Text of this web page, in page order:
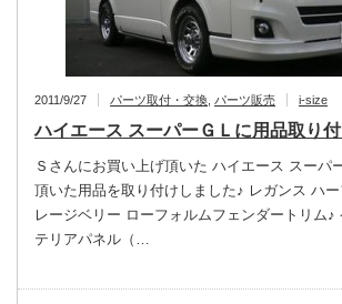
2011/9/27 パーツ取付・交換 パーツ販売 i-size
ハイエース スーパーＧＬに用品取り付
Ｓさんにお買い上げ頂いた ハイエース スーパ
頂いた用品を取り付けしました♪ レガンス ハ
レージベリー ローフォルムフェンダートリム♪
テリアパネル（…